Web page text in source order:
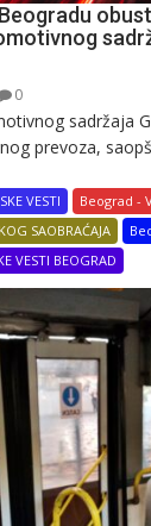
0
sadržaja
prevoza,
VESTI
Beograd -
SAOBRAĆAJA
VESTI BEOGRAD